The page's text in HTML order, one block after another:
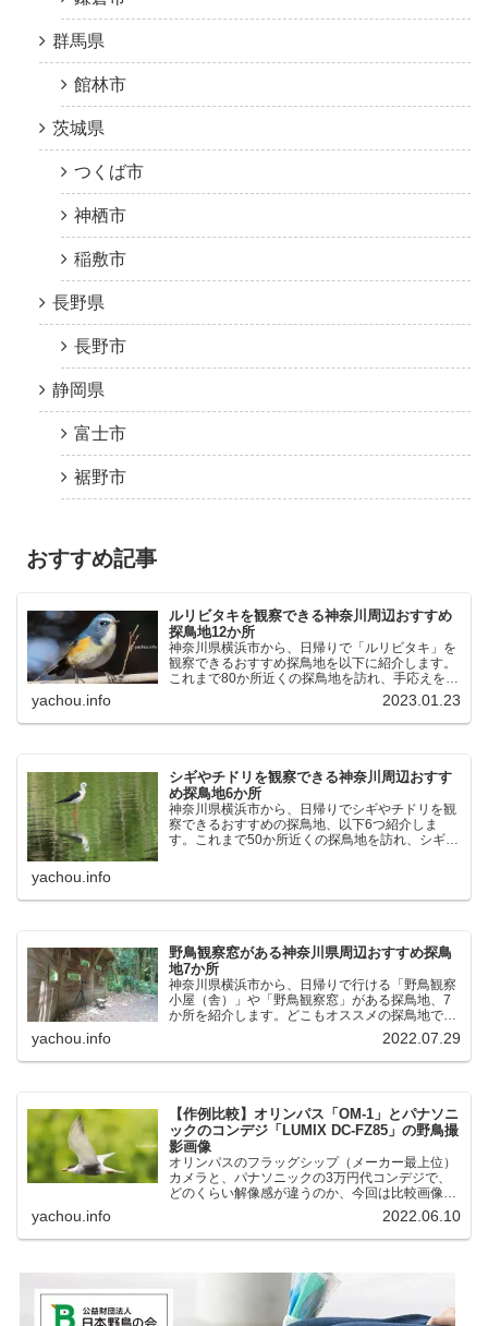
群馬県
館林市
茨城県
つくば市
神栖市
稲敷市
長野県
長野市
静岡県
富士市
裾野市
おすすめ記事
ルリビタキを観察できる神奈川周辺おすすめ
探鳥地12か所
神奈川県横浜市から、日帰りで「ルリビタキ」を
観察できるおすすめ探鳥地を以下に紹介します。
これまで80か所近くの探鳥地を訪れ、手応えを感
じた場所です。以下、★ が多いほど観察しやす
く、出現頻度が高いと感じた場所です。 北本自然
観察公園：埼玉県...
yachou.info 2023.01.23
シギやチドリを観察できる神奈川周辺おすす
め探鳥地6か所
神奈川県横浜市から、日帰りでシギやチドリを観
察できるおすすめの探鳥地、以下6つ紹介しま
す。これまで50か所近くの探鳥地を訪れ、シギや
yachou.info
野鳥観察窓がある神奈川県周辺おすすめ探鳥
地7か所
神奈川県横浜市から、日帰りで行ける「野鳥観察
小屋（舎）」や「野鳥観察窓」がある探鳥地、7
か所を紹介します。どこもオススメの探鳥地で
す。実際に訪れてみると、野山にいる野鳥、海や
湖にいる野鳥それぞれ違う観察になりました。街
中にあり、電車で行ける...
yachou.info 2022.07.29
【作例比較】オリンパス「OM-1」とパナソニ
ックのコンデジ「LUMIX DC-FZ85」の野鳥撮
影画像
オリンパスのフラッグシップ（メーカー最上位）
カメラと、パナソニックの3万円代コンデジで、
どのくらい解像感が違うのか、今回は比較画像を
紹介します。私はコンデジを愛用しているのです
が、相棒がオリンパス「OM-1」を使い始めたと
ころ、同じ被写体で...
yachou.info 2022.06.10